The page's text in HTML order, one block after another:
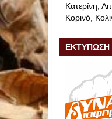
Κατερίνη,
Κορινό,
ΕΚΤΥΠΩΣΗ